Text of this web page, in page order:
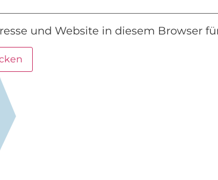
und Website in diesem Browser